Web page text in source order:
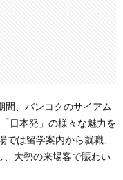
間、バンコクのサイアム
日本発」の様々な魅力を
は留学案内から就職、
、大勢の来場客で賑わい